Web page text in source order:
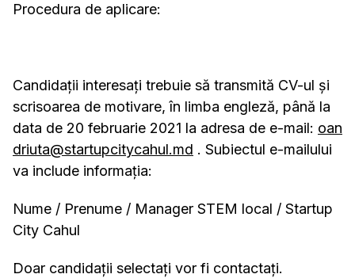
Procedura de aplicare:
Candidații interesați trebuie să transmită CV-ul și
scrisoarea de motivare, în limba engleză, până la
data de 20 februarie 2021 la adresa de e-mail: oan
driuta@startupcitycahul.md . Subiectul e-mailului
va include informația:
Nume / Prenume / Manager STEM local / Startup
City Cahul
Doar candidații selectați vor fi contactați.